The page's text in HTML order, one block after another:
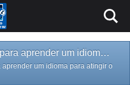
Quanto tempo é necessário para aprender um idioma para atingir o nível de fluência?
um idioma para atingir o